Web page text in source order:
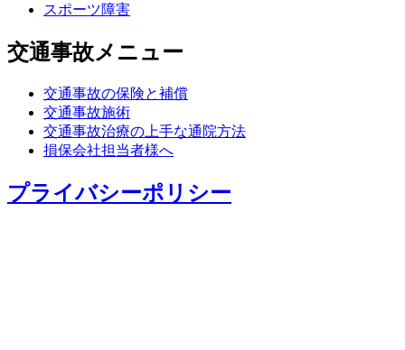
スポーツ障害
交通事故メニュー
交通事故の保険と補償
交通事故施術
交通事故治療の上手な通院方法
損保会社担当者様へ
プライバシーポリシー